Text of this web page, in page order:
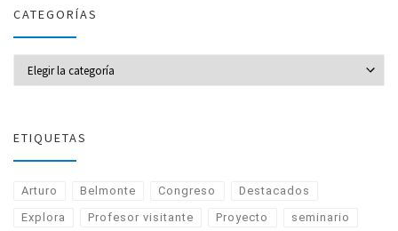
CATEGORÍAS
ETIQUETAS
Arturo Belmonte Congreso Destacados
Explora Profesor visitante Proyecto seminario